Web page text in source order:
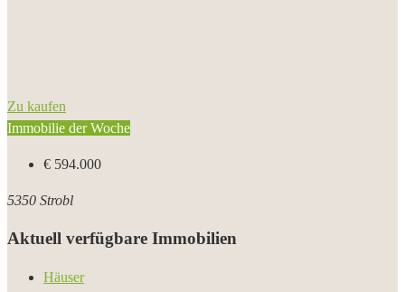
Zu kaufen
Immobilie der Woche
€ 594.000
5350 Strobl
Aktuell verfügbare Immobilien
Häuser